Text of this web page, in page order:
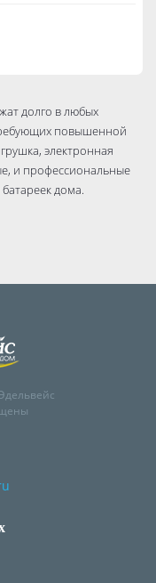
долго в любых
повышенной
электронная
и профессиональные
дома.